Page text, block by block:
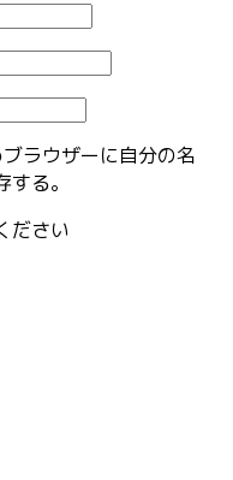
ラウザーに自分の名
る。
ださい